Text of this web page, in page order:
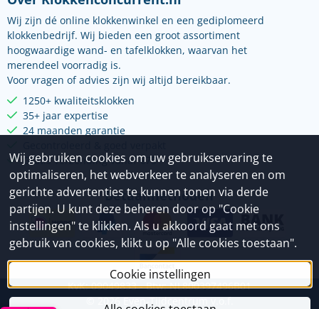
Wij zijn dé online klokkenwinkel en een gediplomeerd
klokkenbedrijf. Wij bieden een groot assortiment
hoogwaardige wand- en tafelklokken, waarvan het
merendeel voorradig is.
Voor vragen of advies zijn wij altijd bereikbaar.
1250+ kwaliteitsklokken
35+ jaar expertise
24 maanden garantie
Gratis verzending vanaf €75
Betaalmethoden
KvK: 09049833 - Btw: NL800397496B01
©2026Even-Tijdcentrum v.o.f.
Wij gebruiken cookies om uw gebruikservaring te
optimaliseren, het webverkeer te analyseren en om
gerichte advertenties te kunnen tonen via derde
partijen. U kunt deze beheren door op "Cookie
instellingen" te klikken. Als u akkoord gaat met ons
gebruik van cookies, klikt u op "Alle cookies toestaan".
Cookie instellingen